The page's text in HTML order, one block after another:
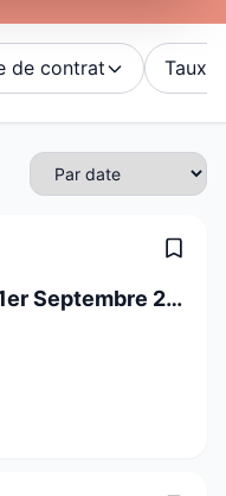
de contrat Taux
Infirmier En Cdd Du 1er Septembre 2026 Au 11 Janvier 2027 À 70%